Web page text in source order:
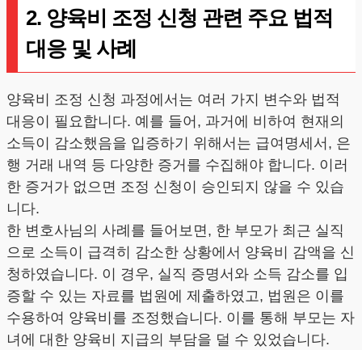
2. 양육비 조정 신청 관련 주요 법적
대응 및 사례
양육비 조정 신청 과정에서는 여러 가지 변수와 법적
대응이 필요합니다. 예를 들어, 과거에 비하여 현재의
소득이 감소했음을 입증하기 위해서는 급여명세서, 은
행 거래 내역 등 다양한 증거를 수집해야 합니다. 이러
한 증거가 없으면 조정 신청이 승인되지 않을 수 있습
니다.
한 변호사님의 사례를 들어보면, 한 부모가 최근 실직
으로 소득이 급격히 감소한 상황에서 양육비 감액을 신
청하였습니다. 이 경우, 실직 증명서와 소득 감소를 입
증할 수 있는 자료를 법원에 제출하였고, 법원은 이를
수용하여 양육비를 조정했습니다. 이를 통해 부모는 자
녀에 대한 양육비 지급의 부담을 덜 수 있었습니다.